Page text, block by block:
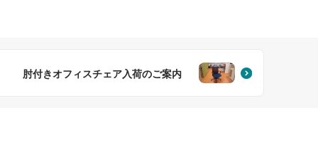
肘付きオフィスチェア入荷のご案内